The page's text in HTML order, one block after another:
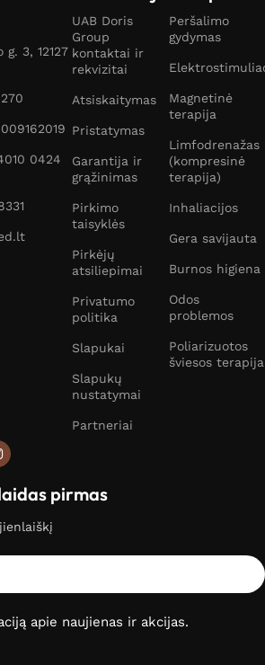
3, 12127
0424
UAB Doris
Group
kontaktai ir
rekvizitai
Atsiskaitymas
Pristatymas
Garantija ir
grąžinimas
Pirkimo
taisyklės
Pirkėjų
atsiliepimai
Privatumo
politika
Slapukai
Slapukų
nustatymai
Partneriai
Peršalimo
gydymas
Magnetinė
terapija
Limfodrenažas
(kompresinė
terapija)
Inhaliacijos
Gera savijauta
Burnos higiena
Odos
problemos
Poliarizuotos
šviesos terapija
pirmas
apie naujienas ir akcijas.